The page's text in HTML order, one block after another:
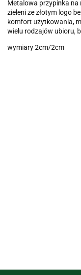
Metalowa przypinka na
zieleni ze złotym logo
komfort użytkowania,
wielu rodzajów ubioru,
wymiary 2cm/2cm